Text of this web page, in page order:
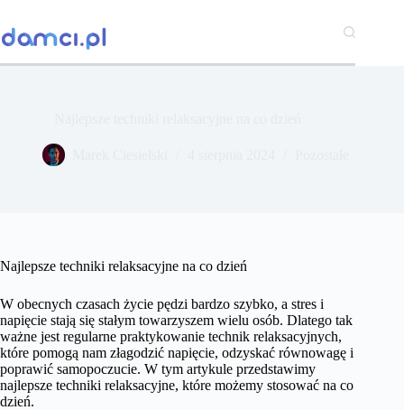
treści
Najlepsze techniki relaksacyjne na co dzień
W obecnych czasach życie pędzi bardzo szybko, a stres i
napięcie stają się stałym towarzyszem wielu osób. Dlatego tak
ważne jest regularne praktykowanie technik relaksacyjnych,
które pomogą nam złagodzić napięcie, odzyskać równowagę i
poprawić samopoczucie. W tym artykule przedstawimy
najlepsze techniki relaksacyjne, które możemy stosować na co
dzień.